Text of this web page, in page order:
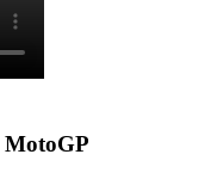
MotoGP